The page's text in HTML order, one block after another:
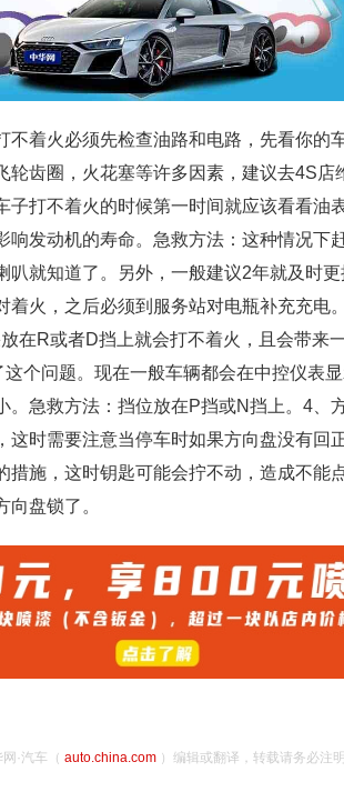
不着火必须先检查油路和电路，先看你的
轮齿圈，火花塞等许多因素，建议去4S
子打不着火的时候第一时间就应该看看油
响发动机的寿命。急救方法：这种情况下
叭就知道了。另外，一般建议2年就及时
着火，之后必须到服务站对电瓶补充充电
在R或者D挡上就会打不着火，且会带来
个问题。现在一般车辆都会在中控仪表
。急救方法：挡位放在P挡或N挡上。4、
这时需要注意当停车时如果方向盘没有回
措施，这时钥匙可能会拧不动，造成不能
盘锁了。
·汽车（ auto.china.com）编辑或翻译，转载请务必注明